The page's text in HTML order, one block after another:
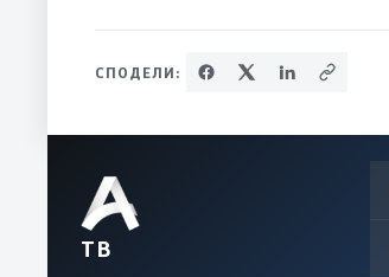
СПОДЕЛИ:
ТВ